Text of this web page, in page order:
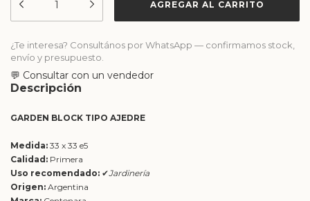
¿Te interesa? Consultános por WhatsApp — confirmamos stock,
envío y presupuesto.
💬 Consultar con un vendedor
Descripción
GARDEN BLOCK TIPO AJEDRE
Medida: 33 x 33 e5
Calidad: Primera
Uso recomendado: ✔Jardinería
Origen: Argentina